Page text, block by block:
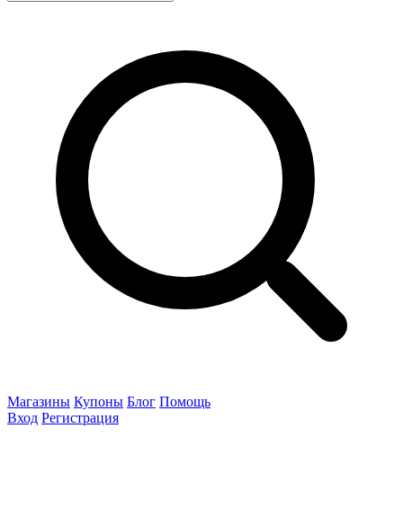
Магазины Купоны Блог Помощь
Вход Регистрация